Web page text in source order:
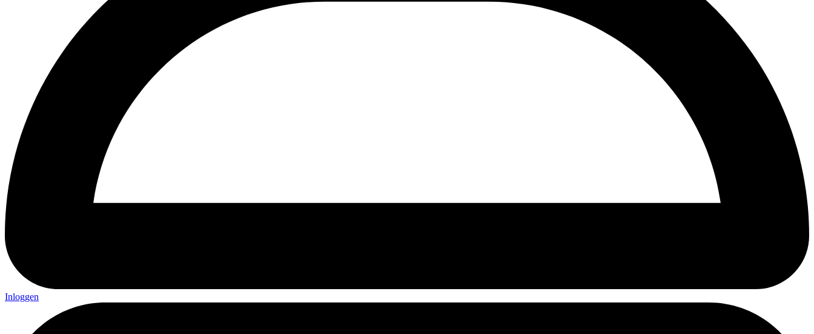
Inloggen